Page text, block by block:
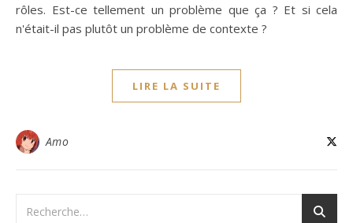
rôles. Est-ce tellement un problème que ça ? Et si cela
n'était-il pas plutôt un problème de contexte ?
LIRE LA SUITE
Amo